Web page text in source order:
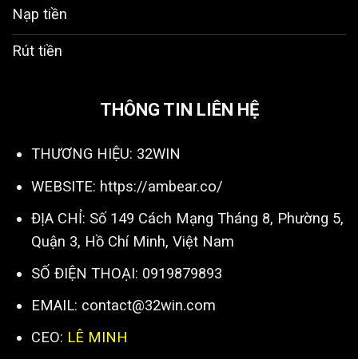
Nạp tiền
Rút tiền
THÔNG TIN LIÊN HỆ
THƯƠNG HIỆU: 32WIN
WEBSITE: https://ambear.co/
ĐỊA CHỈ: Số 149 Cách Mạng Tháng 8, Phường 5,
Quận 3, Hồ Chí Minh, Việt Nam
SỐ ĐIỆN THOẠI: 0919879893
EMAIL: contact@32win.com
CEO: LÊ MINH